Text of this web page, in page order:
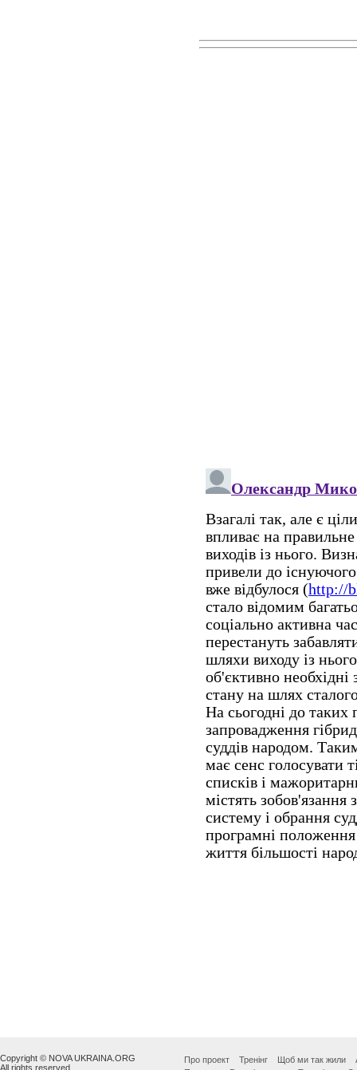
Copyright © NOVA UKRAINA.ORG
All rights reserved.
Про проект Тренінг Щоб ми так жили